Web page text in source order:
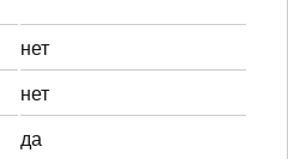
нет
нет
да